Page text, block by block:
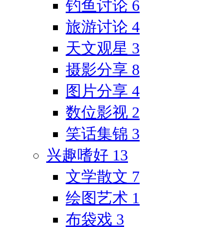
钓鱼讨论 6
旅游讨论 4
天文观星 3
摄影分享 8
图片分享 4
数位影视 2
笑话集锦 3
兴趣嗜好 13
文学散文 7
绘图艺术 1
布袋戏 3